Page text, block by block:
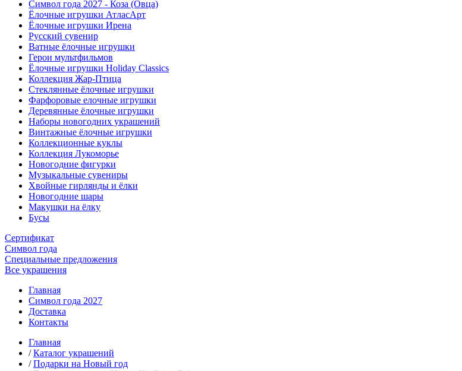
Символ года 2027 - Коза (Овца)
Ёлочные игрушки АтласАрт
Ёлочные игрушки Ирена
Русский сувенир
Ватные ёлочные игрушки
Герои мультфильмов
Ёлочные игрушки Holiday Classics
Коллекция Жар-Птица
Стеклянные ёлочные игрушки
Фарфоровые елочные игрушки
Деревянные ёлочные игрушки
Наборы новогодних украшений
Винтажные ёлочные игрушки
Коллекционные куклы
Коллекция Лукоморье
Новогодние фигурки
Музыкальные сувениры
Хвойные гирлянды и ёлки
Новогодние шары
Макушки на ёлку
Бусы
Сертификат
Символ года
Специальные предложения
Все украшения
Главная
Символ года 2027
Доставка
Контакты
Главная
/Каталог украшений
/Подарки на Новый год